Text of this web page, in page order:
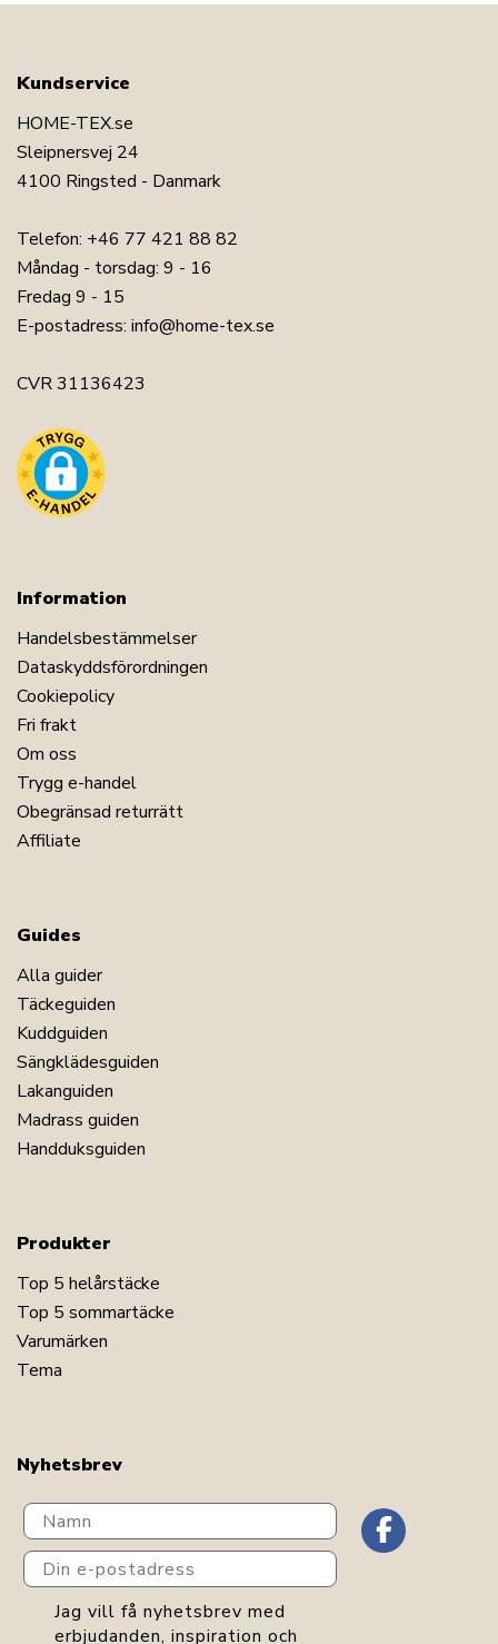
Kundservice
HOME-TEX.se
Sleipnersvej 24
4100 Ringsted - Danmark
Telefon: +46 77 421 88 82
Måndag - torsdag: 9 - 16
Fredag 9 - 15
E-postadress: info@home-tex.se
CVR 31136423
Information
Handelsbestämmelser
Dataskyddsförordningen
Cookiepolicy
Fri frakt
Om oss
Trygg e-handel
Obegränsad returrätt
Affiliate
Guides
Alla guider
Täckeguiden
Kuddguiden
Sängklädesguiden
Lakanguiden
Madrass guiden
Handduksguiden
Produkter
Top 5 helårstäcke
Top 5 sommartäcke
Varumärken
Tema
Nyhetsbrev
Navn
Din e-postadress
GDPR consent
Jag vill få nyhetsbrev med
erbjudanden, inspiration och